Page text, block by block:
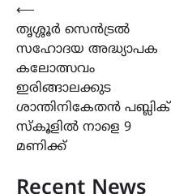
Post
navigation
⟵
തൃശ്ശൂർ സെൻട്രൽ
സഹോദയ അദ്ധ്യാപക
കലോത്സവം
ഇരിങ്ങാലക്കുട
ശാന്തിനികേതൻ പബ്ലിക്
സ്കൂളിൽ നാളെ 9
മണിക്ക്